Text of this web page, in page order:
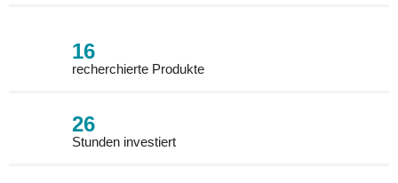
16
recherchierte Produkte
26
Stunden investiert